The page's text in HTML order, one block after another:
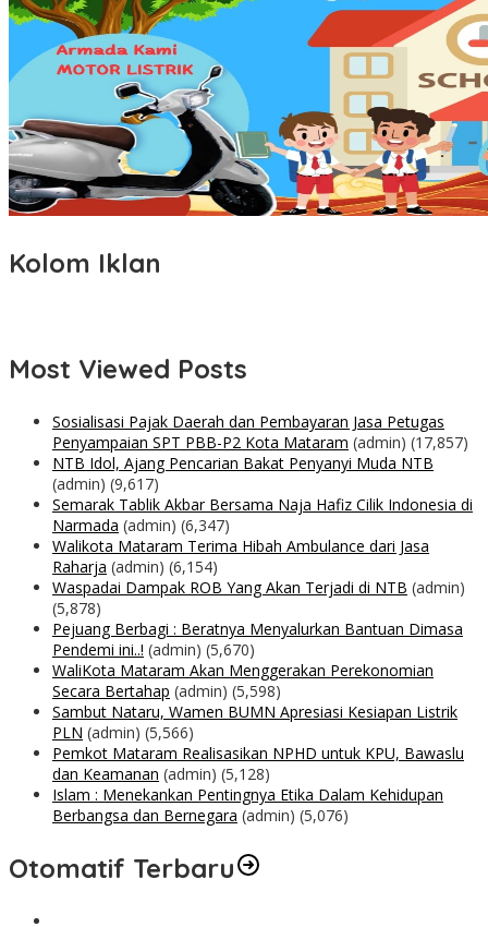
Kolom Iklan
Most Viewed Posts
Sosialisasi Pajak Daerah dan Pembayaran Jasa Petugas
Penyampaian SPT PBB-P2 Kota Mataram (admin) (17,857)
NTB Idol, Ajang Pencarian Bakat Penyanyi Muda NTB
(admin) (9,617)
Semarak Tablik Akbar Bersama Naja Hafiz Cilik Indonesia di
Narmada (admin) (6,347)
Walikota Mataram Terima Hibah Ambulance dari Jasa
Raharja (admin) (6,154)
Waspadai Dampak ROB Yang Akan Terjadi di NTB (admin)
(5,878)
Pejuang Berbagi : Beratnya Menyalurkan Bantuan Dimasa
Pendemi ini..! (admin) (5,670)
WaliKota Mataram Akan Menggerakan Perekonomian
Secara Bertahap (admin) (5,598)
Sambut Nataru, Wamen BUMN Apresiasi Kesiapan Listrik
PLN (admin) (5,566)
Pemkot Mataram Realisasikan NPHD untuk KPU, Bawaslu
dan Keamanan (admin) (5,128)
Islam : Menekankan Pentingnya Etika Dalam Kehidupan
Berbangsa dan Bernegara (admin) (5,076)
Otomatif Terbaru